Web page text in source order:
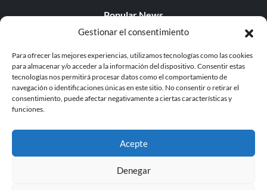
Gestionar el consentimiento
Para ofrecer las mejores experiencias, utilizamos tecnologías como las cookies
para almacenar y/o acceder a la información del dispositivo. Consentir estas
tecnologías nos permitirá procesar datos como el comportamiento de
navegación o identificaciones únicas en este sitio. No consentir o retirar el
consentimiento, puede afectar negativamente a ciertas características y
funciones.
Acepte
Denegar
Popular News
Popular Editorials
Popular Free Games
LATEST UPDATES